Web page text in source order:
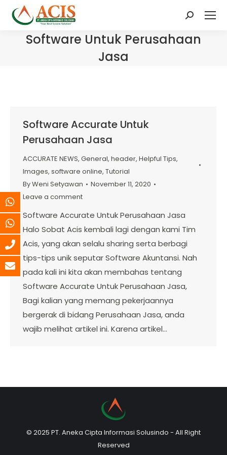
Search:
Software Untuk Perusahaan
Jasa
Software Accurate Untuk
Perusahaan Jasa
ACCURATE NEWS, General, header, Helpful Tips,
Images, software online, Tutorial
ByWeni Setyawan
November 11, 2020
Leave a comment
Software Accurate Untuk Perusahaan Jasa
Halo Sobat Acis kembali lagi dengan kami Tim
Acis, yang akan selalu sharing serta berbagi
tips-tips unik seputar Software Akuntansi. Nah
pada kali ini kita akan membahas tentang
Software Accurate Untuk Perusahaan Jasa,
Bagi kalian yang memang pekerjaannya
bergerak di bidang Perusahaan Jasa, anda
wajib melihat artikel ini. Karena artikel…
© 2025 PT. Aneka Cipta Informasi Solusindo - All Right
Reserved